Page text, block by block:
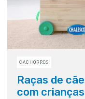
CACHORROS
Raças de
com crianças